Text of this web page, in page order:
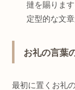
撻を賜りま
定型的な文
お礼の言葉
最初に置くお礼